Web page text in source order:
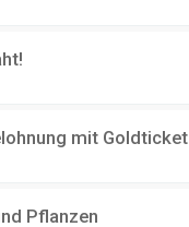
mit Goldticket
Pflanzen